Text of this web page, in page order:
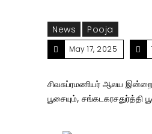
News Pooja
May 17, 2025
சிவசுப்ரமணியர் ஆலய
பூசையும், சங்கடகரசதுர்த்தி